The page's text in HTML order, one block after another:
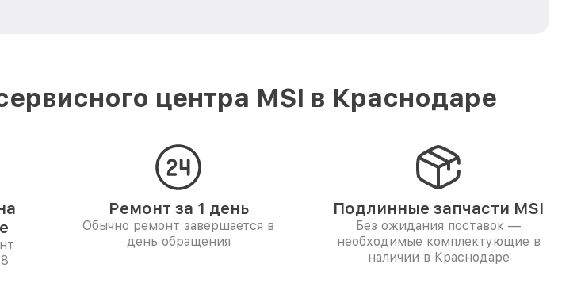
центра MSI в Краснодаре
Ремонт за 1 день
Обычно ремонт завершается в
день обращения
Подлинные запчасти MSI
Без ожидания поставок —
необходимые комплектующие в
наличии в Краснодаре